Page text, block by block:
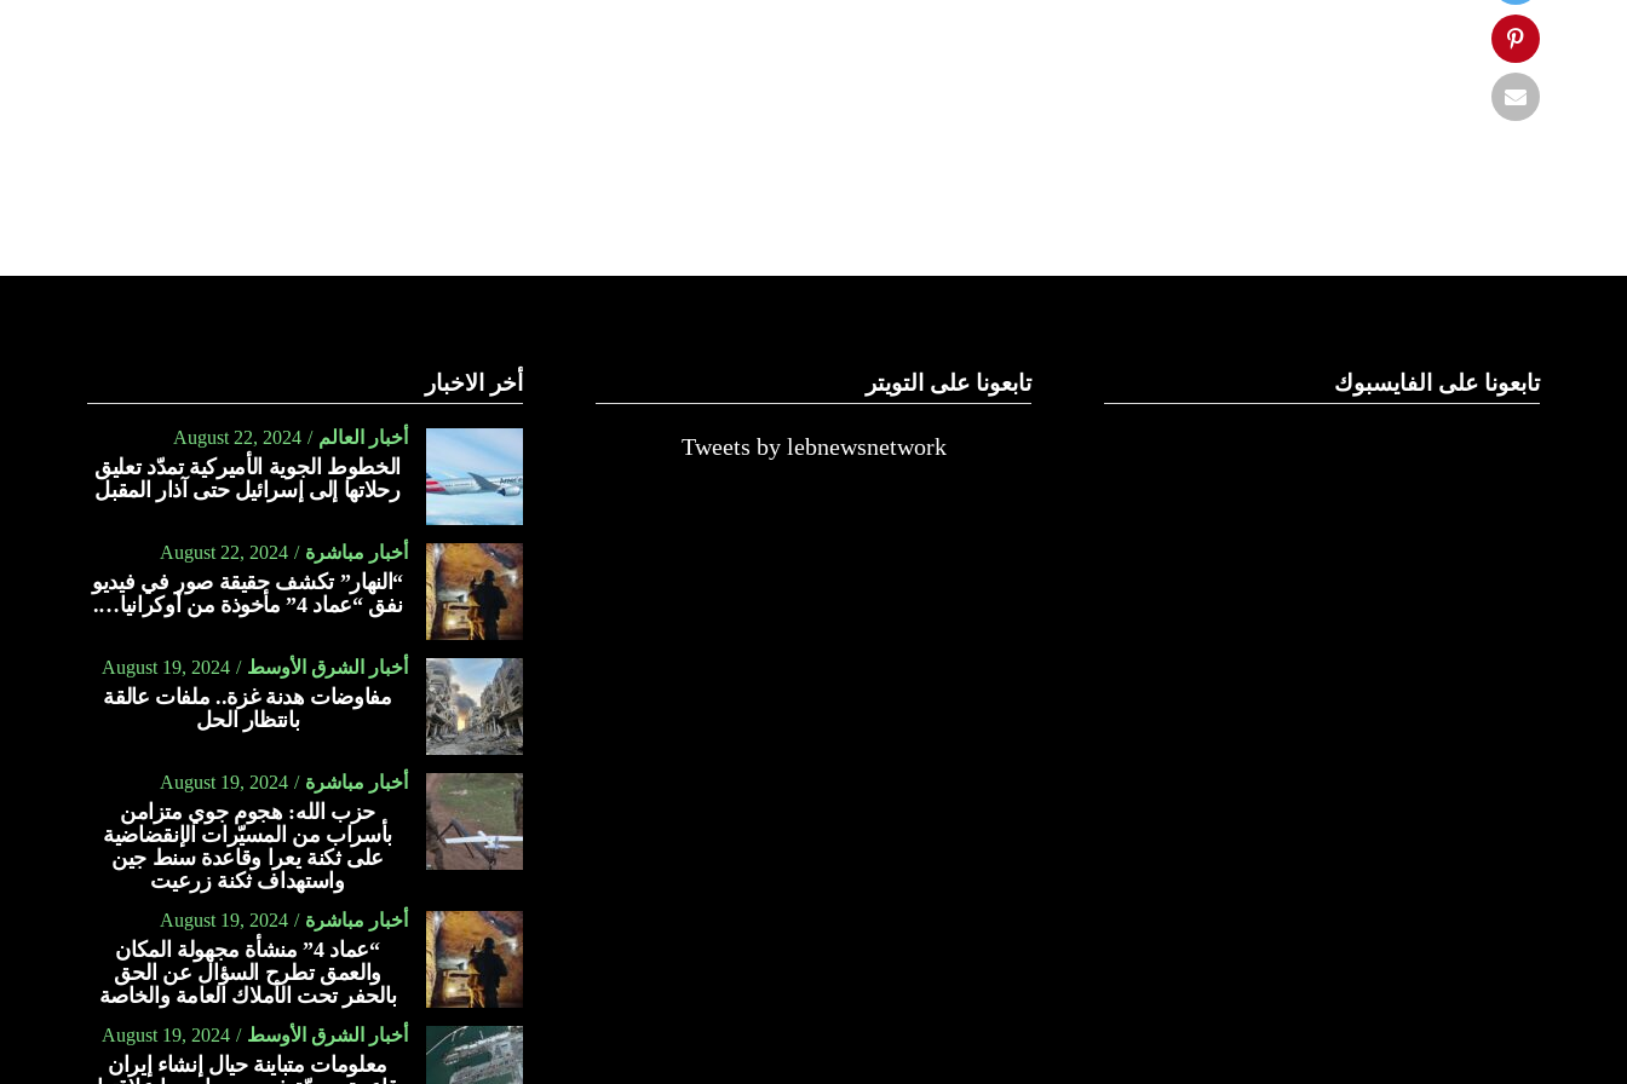
تابعونا على الفايسبوك تابعونا على التويتر
Tweets by lebnewsnetwork
أخر الاخبار
أخبار العالم August 22, 2024
الخطوط الجوية الأميركية تمدّد تعليق
رحلاتها إلى إسرائيل حتى آذار المقبل
أخبار مباشرة August 22, 2024
“النهار” تكشف حقيقة صور في فيديو
نفق “عماد 4” مأخوذة من أوكرانيا….
أخبار الشرق الأوسط August 19, 2024
مفاوضات هدنة غزة.. ملفات عالقة
بانتظار الحل
أخبار مباشرة August 19, 2024
حزب الله: هجوم جوي متزامن
بأسراب من المسيّرات الإنقضاضية
على ثكنة يعرا وقاعدة سنط جين
واستهداف ثكنة زرعيت
أخبار مباشرة August 19, 2024
“عماد 4” منشأة مجهولة المكان
والعمق تطرح السؤال عن الحق
بالحفر تحت الأملاك العامة والخاصة
أخبار الشرق الأوسط August 19, 2024
معلومات متباينة حيال إنشاء إيران